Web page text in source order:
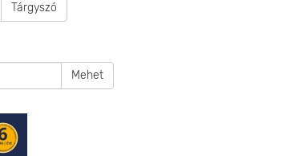
Tárgyszó
Mehet